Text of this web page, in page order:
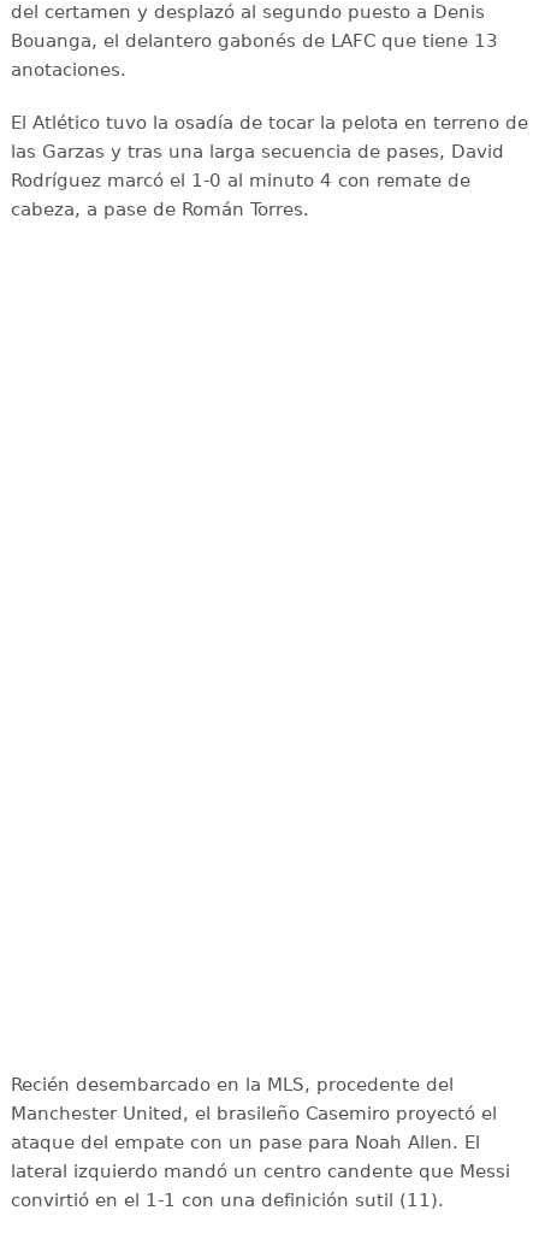
del certamen y desplazó al segundo puesto a Denis
Bouanga, el delantero gabonés de LAFC que tiene 13
anotaciones.
El Atlético tuvo la osadía de tocar la pelota en terreno de
las Garzas y tras una larga secuencia de pases, David
Rodríguez marcó el 1-0 al minuto 4 con remate de
cabeza, a pase de Román Torres.
Recién desembarcado en la MLS, procedente del
Manchester United, el brasileño Casemiro proyectó el
ataque del empate con un pase para Noah Allen. El
lateral izquierdo mandó un centro candente que Messi
convirtió en el 1-1 con una definición sutil (11).